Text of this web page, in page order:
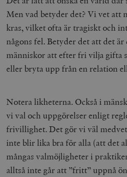
Men vad betyder det? Vi vet att
kras, vilket ofta är tragiskt och
någons fel. Betyder det att det
människor att efter fri vilja gifta
eller bryta upp från en relation
Notera likheterna. Också i
vi val och uppgörelser enligt
frivillighet. Det gör vi väl
inte blir lika bra för alla (att det
mångas valmöjligheter i
alltså inte går att ”fritt” uppnå